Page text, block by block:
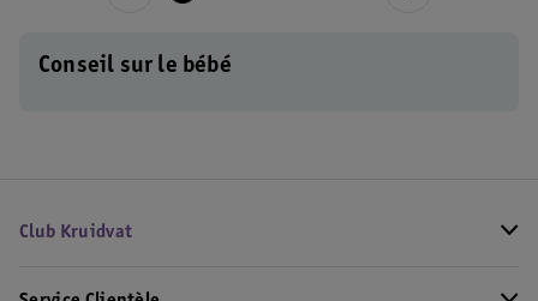
Conseil sur le bébé
Club Kruidvat